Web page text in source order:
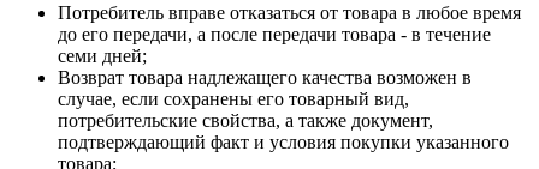
Потребитель вправе отказаться от товара в любое время
до его передачи, а после передачи товара - в течение
семи дней;
Возврат товара надлежащего качества возможен в
случае, если сохранены его товарный вид,
потребительские свойства, а также документ,
подтверждающий факт и условия покупки указанного
товара;